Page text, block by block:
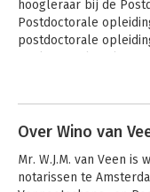
hoogleraar bij de
Postdoctorale
postdoctorale
Over Wino van
Mr. W.J.M. van Veen
notarissen te